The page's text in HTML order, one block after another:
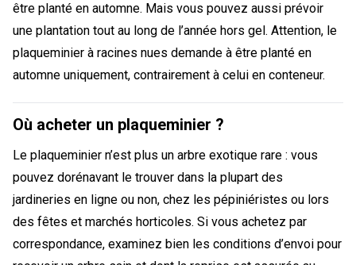
être planté en automne. Mais vous pouvez aussi prévoir
une plantation tout au long de l’année hors gel. Attention, le
plaqueminier à racines nues demande à être planté en
automne uniquement, contrairement à celui en conteneur.
Où acheter un plaqueminier ?
Le plaqueminier n’est plus un arbre exotique rare : vous
pouvez dorénavant le trouver dans la plupart des
jardineries en ligne ou non, chez les pépiniéristes ou lors
des fêtes et marchés horticoles. Si vous achetez par
correspondance, examinez bien les conditions d’envoi pour